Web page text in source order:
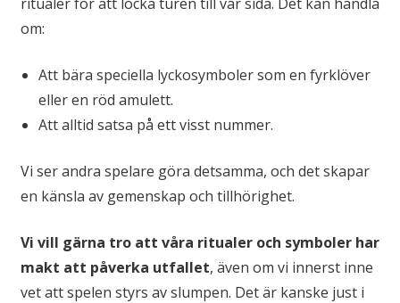
om:
Att bära speciella lyckosymboler som en fyrklöver
eller en röd amulett.
Att alltid satsa på ett visst nummer.
Vi ser andra spelare göra detsamma, och det skapar
en känsla av gemenskap och tillhörighet.
Vi vill gärna tro att våra ritualer och symboler har
makt att påverka utfallet, även om vi innerst inne
vet att spelen styrs av slumpen. Det är kanske just i